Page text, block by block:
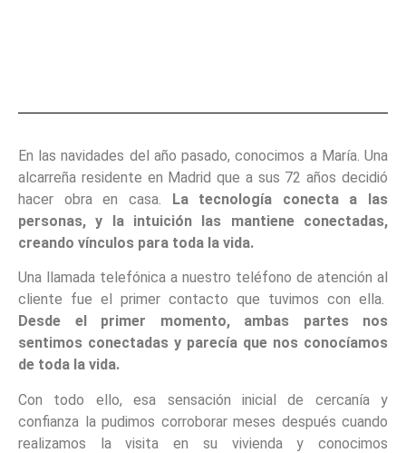
En las navidades del año pasado, conocimos a María. Una
alcarreña residente en Madrid que a sus 72 años decidió
hacer obra en casa.
La tecnología conecta a las
personas, y la intuición las mantiene conectadas,
creando vínculos para toda la vida.
Una llamada telefónica a nuestro teléfono de atención al
cliente fue el primer contacto que tuvimos con ella.
Desde el primer momento, ambas partes nos
sentimos conectadas y parecía que nos conocíamos
de toda la vida.
Con todo ello, esa sensación inicial de cercanía y
confianza la pudimos corroborar meses después cuando
realizamos la visita en su vivienda y conocimos